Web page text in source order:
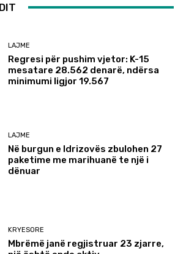
LAJME
Regresi për pushim vjetor: K-15
mesatare 28.562 denarë, ndërsa
minimumi ligjor 19.567
LAJME
Në burgun e Idrizovës zbulohen 27
paketime me marihuanë te një i
dënuar
KRYESORE
Mbrëmë janë regjistruar 23 zjarre,